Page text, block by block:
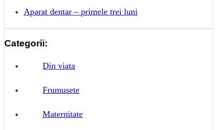
Aparat dentar – primele trei luni
Categorii:
Din viata
Frumusete
Maternitate